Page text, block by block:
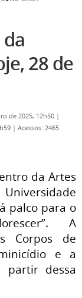
28 de
de 2025, 12h50 |
| Acessos: 2465
da Artes
palco para o
A
Corpos de
e a
partir dessa